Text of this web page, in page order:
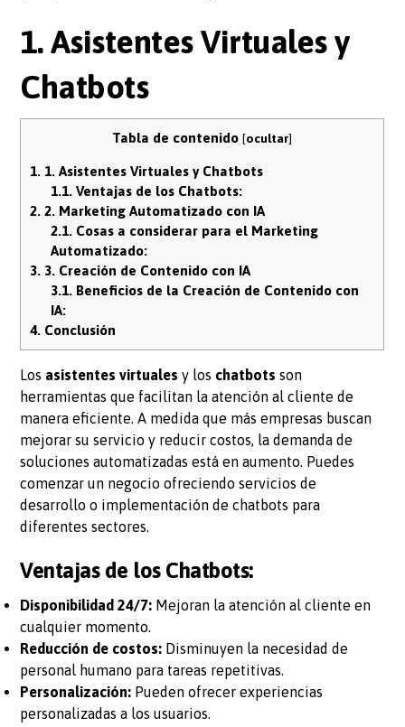
1. Asistentes Virtuales y
Chatbots
Tabla de contenido [ocultar]
1. 1. Asistentes Virtuales y Chatbots
1.1. Ventajas de los Chatbots:
2. 2. Marketing Automatizado con IA
2.1. Cosas a considerar para el Marketing
Automatizado:
3. 3. Creación de Contenido con IA
3.1. Beneficios de la Creación de Contenido con
IA:
4. Conclusión
Los asistentes virtuales y los chatbots son
herramientas que facilitan la atención al cliente de
manera eficiente. A medida que más empresas buscan
mejorar su servicio y reducir costos, la demanda de
soluciones automatizadas está en aumento. Puedes
comenzar un negocio ofreciendo servicios de
desarrollo o implementación de chatbots para
diferentes sectores.
Ventajas de los Chatbots:
Disponibilidad 24/7: Mejoran la atención al cliente en
cualquier momento.
Reducción de costos: Disminuyen la necesidad de
personal humano para tareas repetitivas.
Personalización: Pueden ofrecer experiencias
personalizadas a los usuarios.